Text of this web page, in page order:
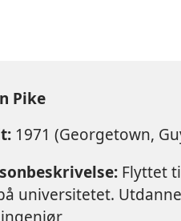
Pike
1971 (Georgetown,
Flyttet
universitetet.